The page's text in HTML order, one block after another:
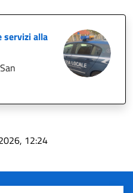
servizi alla
12:24